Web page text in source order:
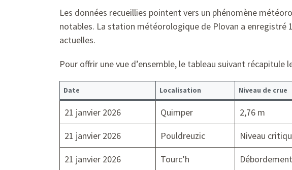
Les données recueillies pointent vers un phénomène
notables. La station météorologique de Plovan a enregistré
actuelles.
Pour offrir une vue d’ensemble, le tableau suivant
Date Localisation Niveau de crue
21 janvier 2026 Quimper 2,76 m
21 janvier 2026
Pouldreuzic Niveau
21 janvier 2026
Tourc’h